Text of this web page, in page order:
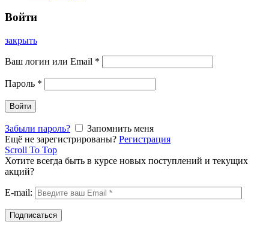
Войти
закрыть
Ваш логин или Email *
Пароль *
Войти
Забыли пароль?
Запомнить меня
Ещё не зарегистрированы? Регистрация
Scroll To Top
Хотите всегда быть в курсе новых поступлений и текущих
акций?
E-mail: